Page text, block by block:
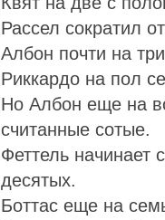
Рассел сократил
Албон почти на
Риккардо на пол
Но Албон еще на
считанные сотые.
Феттель начинает
десятых.
Боттас еще на